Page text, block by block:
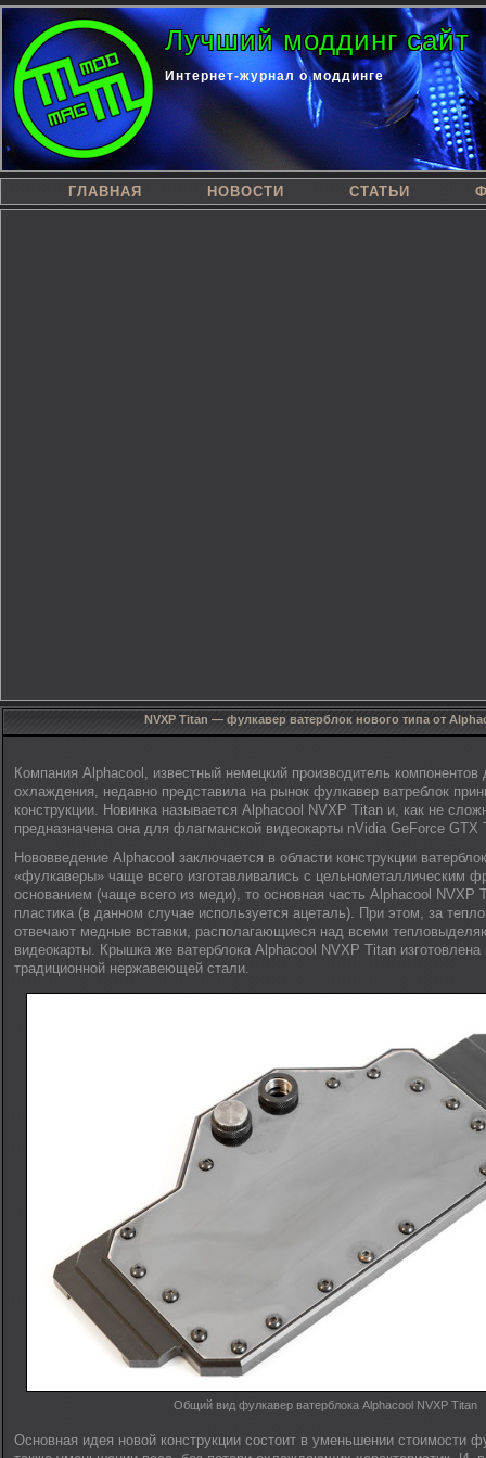
Лучший моддинг сайт
Интернет-журнал о моддинге
ГЛАВНАЯ НОВОСТИ СТАТЬИ
NVXP Titan — фулкавер ватерблок нового типа от
Компания Alphacool, известный немецкий производитель компонентов
охлаждения, недавно представила на рынок фулкавер ватреблок
конструкции. Новинка называется Alphacool NVXP Titan и, как не
предназначена она для флагманской видеокарты nVidia GeForce GTX
Нововведение Alphacool заключается в области конструкции
«фулкаверы» чаще всего изготавливались с цельнометаллическим
основанием (чаще всего из меди), то основная часть Alphacool NVXP
пластика (в данном случае используется ацеталь). При этом, за
отвечают медные вставки, располагающиеся над всеми
видеокарты. Крышка же ватерблока Alphacool NVXP Titan изготовлена
традиционной нержавеющей стали.
Общий вид фулкавер ватерблока Alphacool NVXP Titan
Основная идея новой конструкции состоит в уменьшении стоимости